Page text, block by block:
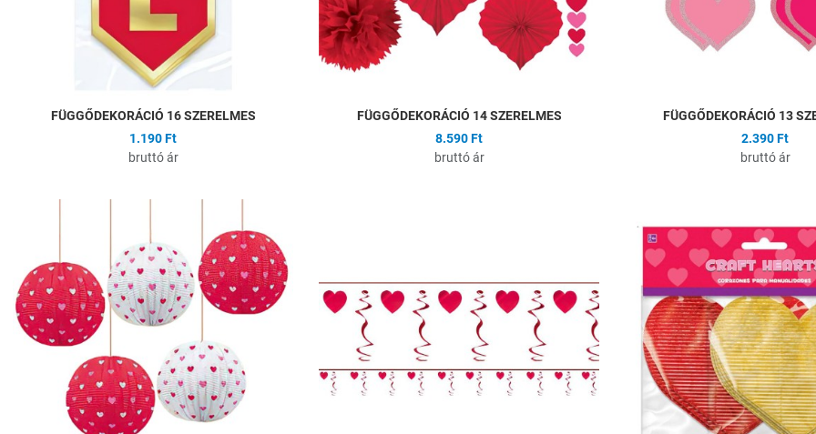
FÜGGŐDEKORÁCIÓ 16 SZERELMES
1.190 Ft
bruttó ár
FÜGGŐDEKORÁCIÓ 14 SZERELMES
8.590 Ft
bruttó ár
FÜGGŐDEKORÁCIÓ 13
2.390 Ft
bruttó ár
Gyors nézet
Összehasonlítás
Gyors nézet